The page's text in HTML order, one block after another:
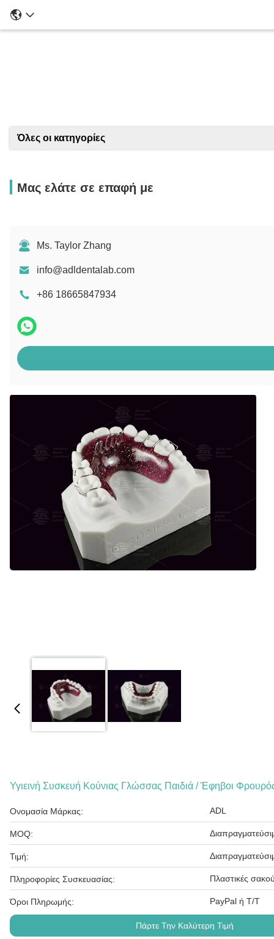
Όλες οι κατηγορίες
Μας ελάτε σε επαφή με
Ms. Taylor Zhang
info@adldentalab.com
+86 18665847934
Υγιεινή Συσκευή Κούνιας Γλώσσας Παιδιά / Έφηβοι
Ονομασία Μάρκας: ADL
MOQ:
Τιμή:
Πληροφορίες Συσκευασίας: Πλαστικές
Όροι Πληρωμής: PayPal ή T/T
Πάρτε Την Καλύτερη Τιμή